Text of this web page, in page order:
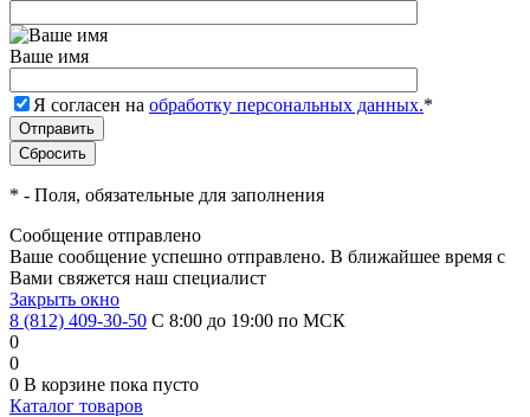
Ваше имя
Я согласен на обработку персональных данных.*
* - Поля, обязательные для заполнения
Сообщение отправлено
Ваше сообщение успешно отправлено. В ближайшее время с
Вами свяжется наш специалист
Закрыть окно
8 (812) 409-30-50 С 8:00 до 19:00 по МСК
0
0
0 В корзине пока пусто
Каталог товаров